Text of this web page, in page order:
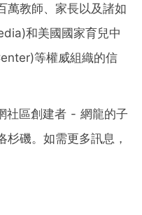
萬教師、家長以及諸如
和美國國家育兒中
等權威組織的信
社區創建者 - 網龍的子
磯。如需更多訊息，